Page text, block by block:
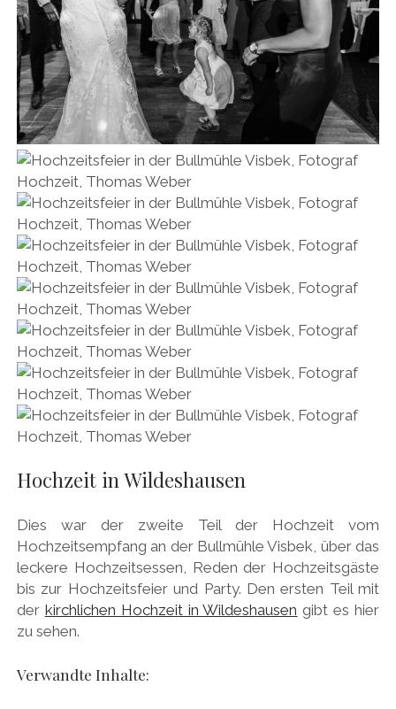
Hochzeit in Wildeshausen
Dies war der zweite Teil der Hochzeit vom
Hochzeitsempfang an der Bullmühle Visbek, über das
leckere Hochzeitsessen, Reden der Hochzeitsgäste
bis zur Hochzeitsfeier und Party. Den ersten Teil mit
der kirchlichen Hochzeit in Wildeshausen gibt es hier
zu sehen.
Verwandte Inhalte: